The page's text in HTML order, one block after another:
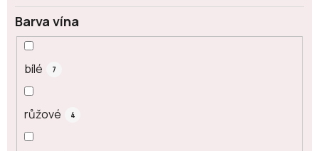
Barva vína
bílé 7
růžové 4